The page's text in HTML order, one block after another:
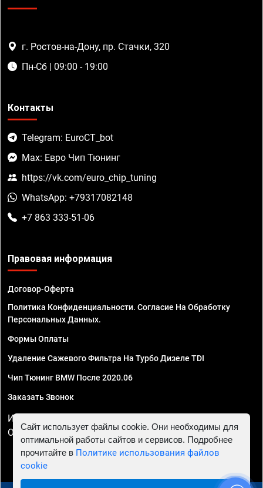
г. Ростов-на-Дону, пр. Стачки, 320
Пн-Сб | 09:00 - 19:00
Контакты
Telegram: EuroCT_bot
Max: Евро Чип Тюнинг
https://vk.com/euro_chip_tuning
WhatsApp: +79317082148
+7 863 333-51-06
Правовая информация
Договор-Оферта
Политика Конфиденциальности. Согласие На Обработку
Персональных Данных.
Формы Оплаты
Удаление Сажевого Фильтра На Турбо Дизеле TDI
Чип Тюнинг BMW После 2020.06
Заказать Звонок
ИП Смирнов Георгий Павлович. ИНН 781302555843,
ОГРНИП 324470400032610
Сайт использует файлы cookie. Они необходимы для
оптимальной работы сайтов и сервисов. Подробнее
прочитайте в Политике использования файлов
cookie